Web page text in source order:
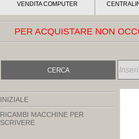
VENDITA COMPUTER
PER ACQUISTARE NON
INIZIALE
RICAMBI MACCHINE PER
SCRIVERE